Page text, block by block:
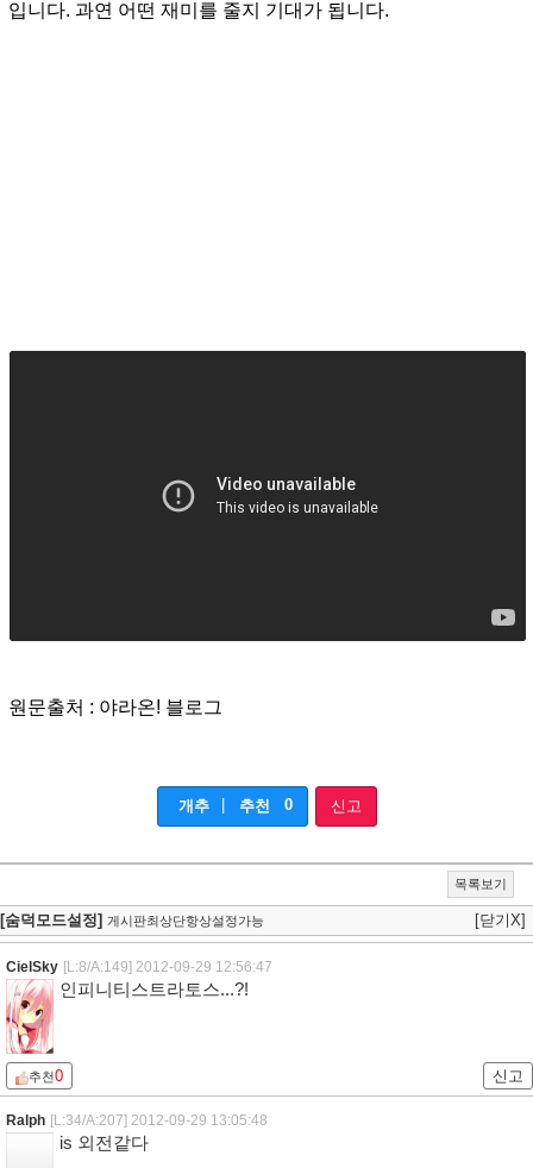
입니다. 과연 어떤 재미를 줄지 기대가 됩니다.
원문출처 : 야라온! 블로그
개추 추천 0 신고
목록보기
[숨덕모드설정] 게시판최상단항상설정가능 [닫기X]
CielSky [L:8/A:149] 2012-09-29 12:56:47
인피니티스트라토스...?!
추천0 신고
Ralph [L:34/A:207] 2012-09-29 13:05:48
is 외전같다